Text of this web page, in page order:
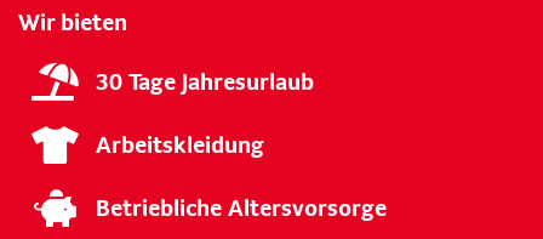
Wir bieten
30 Tage Jahresurlaub
Arbeitskleidung
Betriebliche Altersvorsorge